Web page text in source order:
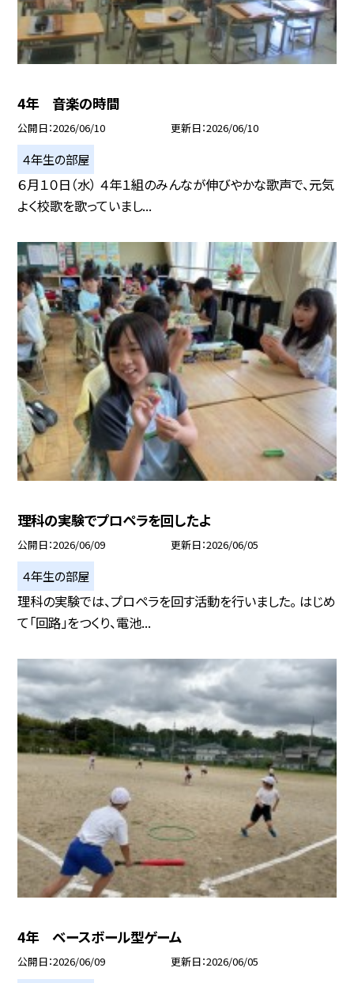
4年 音楽の時間
公開日 2026/06/10 更新日 2026/06/10
４年生の部屋
６月１０日（水） ４年１組のみんなが伸びやかな歌声で、元気
よく校歌を歌っていまし...
理科の実験でプロペラを回したよ
公開日 2026/06/09 更新日 2026/06/05
４年生の部屋
理科の実験では、プロペラを回す活動を行いました。 はじめ
て「回路」をつくり、電池...
4年 ベースボール型ゲーム
公開日 2026/06/09 更新日 2026/06/05